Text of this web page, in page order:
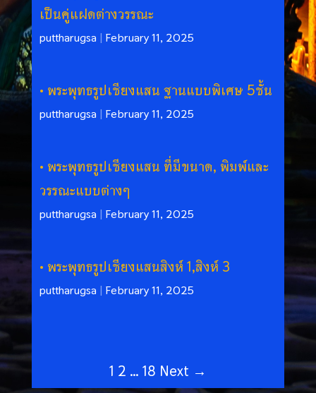
เป็นคู่แฝดต่างวรรณะ
puttharugsa | February 11, 2025
พระพุทธรูปเชียงแสน ฐานแบบพิเศษ 5ชั้น
puttharugsa | February 11, 2025
พระพุทธรูปเชียงแสน ที่มีขนาด, พิมพ์และ
วรรณะแบบต่างๆ
puttharugsa | February 11, 2025
พระพุทธรูปเชียงแสนสิงห์ 1,สิงห์ 3
puttharugsa | February 11, 2025
1 2 … 18 Next →